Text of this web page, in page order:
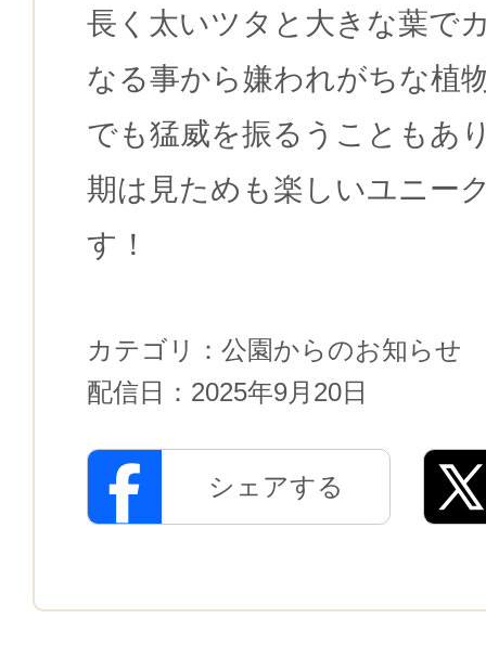
長く太いツタと大きな葉で
なる事から嫌われがちな植
でも猛威を振るうこともあ
期は見ためも楽しいユニー
す！
カテゴリ： 公園からのお知らせ
配信日： 2025年9月20日
シェアする